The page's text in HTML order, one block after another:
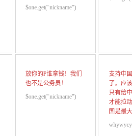
$one.get("nickname")
放你的P谁拿钱！我们
也不是公务员！
$one.get("nickname")
支持中
了。应
只有给
才能拉
国是最